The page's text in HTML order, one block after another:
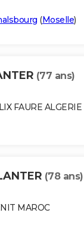
(Moselle)
(77 ans)
FAURE ALGERIE
(78 ans)
MAROC